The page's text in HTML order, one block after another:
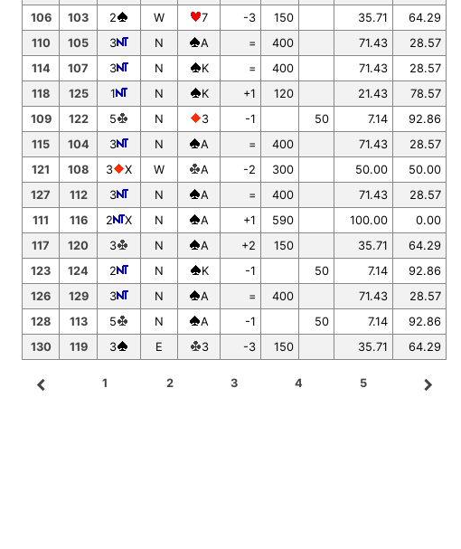
106
103 2 W 7 -3 150 35.71
64.29
110
105 3 N A = 400 71.43
28.57
114
107 3 N K = 400 71.43
28.57
118
125 1 N K +1 120 21.43
78.57
109
122 5 N 3 -1 50 7.14
92.86
115
104 3 N A = 400 71.43
28.57
121
108 3 X W A -2 300 50.00
50.00
127
112 3 N A = 400 71.43
28.57
111
116 2 X N A +1 590 100.00
0.00
117
120 3 N A +2 150 35.71
64.29
123
124 2 N K -1 50 7.14
92.86
126
129 3 N A = 400 71.43
28.57
128
113 5 N A -1 50 7.14
92.86
130
119 3 E 3 -3 150 35.71 64.29
navigate_before 1 2 3 4 5 navigate_next